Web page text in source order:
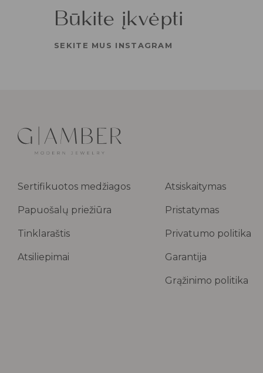
Būkite įkvėpti
SEKITE MUS INSTAGRAM
Sertifikuotos medžiagos
Papuošalų priežiūra
Tinklaraštis
Atsiliepimai
Atsiskaitymas
Pristatymas
Privatumo politika
Garantija
Grąžinimo politika